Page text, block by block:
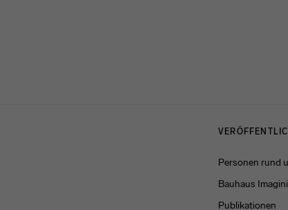
Personen rund
Bauhaus
Publikationen